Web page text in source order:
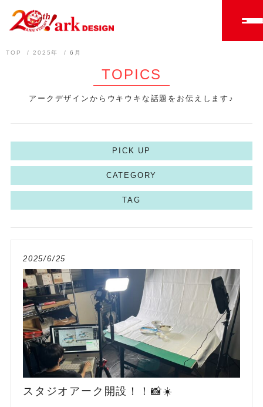
TOP 2025年 6月
TOPICS
アークデザインからウキウキな話題をお伝えします♪
PICK UP
CATEGORY
TAG
2025/6/25
スタジオアーク開設！！📸☀️